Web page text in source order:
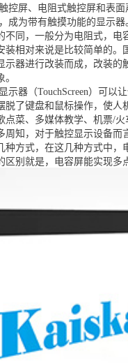
控屏、电阻式触控屏和表
成为带有触摸功能的显示
不同，一般分为电阻式，
相对来说是比较简单的
器进行改装而成，改装
示器（TouchScreen）可以
脱了键盘和鼠标操作，使
点菜、多媒体教学、机票/
周知，对于触控显示设备
种方式，在这几种方式中
别就是，电容屏能实现多